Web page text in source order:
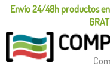
Envío 24/48h productos